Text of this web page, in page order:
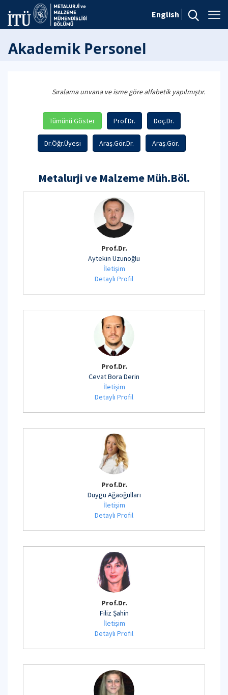
English
Akademik Personel
Sıralama unvana ve isme göre alfabetik yapılmıştır.
Tümünü Göster Prof.Dr. Doç.Dr.
Dr.Öğr.Üyesi Araş.Gör.Dr. Araş.Gör.
Metalurji ve Malzeme Müh.Böl.
Prof.Dr.
Aytekin Uzunoğlu
İletişim
Detaylı Profil
Prof.Dr.
Cevat Bora Derin
İletişim
Detaylı Profil
Prof.Dr.
Duygu Ağaoğulları
İletişim
Detaylı Profil
Prof.Dr.
Filiz Şahin
İletişim
Detaylı Profil